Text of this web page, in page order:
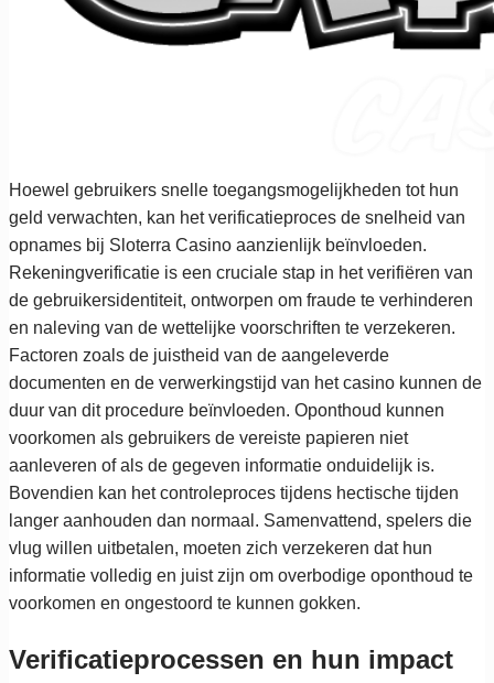
Hoewel gebruikers snelle toegangsmogelijkheden tot hun
geld verwachten, kan het verificatieproces de snelheid van
opnames bij Sloterra Casino aanzienlijk beïnvloeden.
Rekeningverificatie is een cruciale stap in het verifiëren van
de gebruikersidentiteit, ontworpen om fraude te verhinderen
en naleving van de wettelijke voorschriften te verzekeren.
Factoren zoals de juistheid van de aangeleverde
documenten en de verwerkingstijd van het casino kunnen de
duur van dit procedure beïnvloeden. Oponthoud kunnen
voorkomen als gebruikers de vereiste papieren niet
aanleveren of als de gegeven informatie onduidelijk is.
Bovendien kan het controleproces tijdens hectische tijden
langer aanhouden dan normaal. Samenvattend, spelers die
vlug willen uitbetalen, moeten zich verzekeren dat hun
informatie volledig en juist zijn om overbodige oponthoud te
voorkomen en ongestoord te kunnen gokken.
Verificatieprocessen en hun impact